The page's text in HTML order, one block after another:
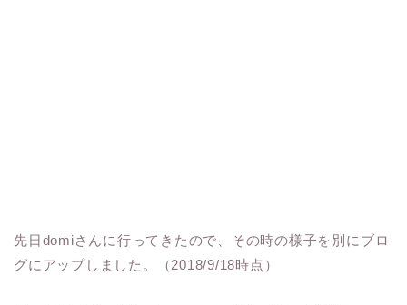
先日domiさんに行ってきたので、その時の様子を別にブロ
グにアップしました。（2018/9/18時点）